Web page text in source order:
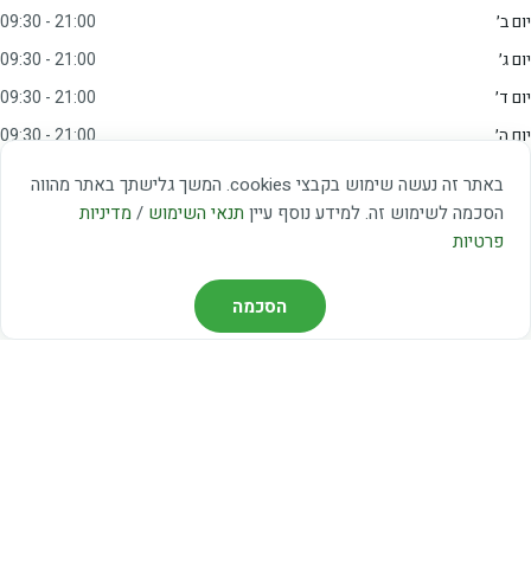
באתר זה נעשה שימוש בקבצי cookies. המשך גלישתך באתר מהווה
הסכמה לשימוש זה. למידע נוסף עיין תנאי השימוש / מדיניות
פרטיות
הסכמה
יום ב׳
09:30 - 21:00
יום ג׳
09:30 - 21:00
יום ד׳
09:30 - 21:00
יום ה׳
09:30 - 21:00
09:00 - 15:00
שבת
20:00 - 23:00